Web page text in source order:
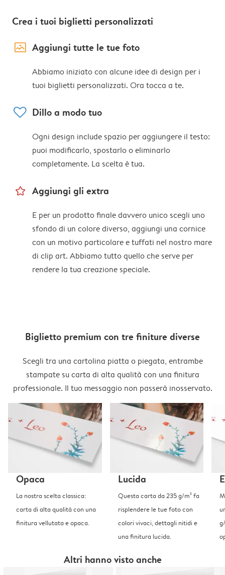
Crea i tuoi biglietti personalizzati
image_placeholder Aggiungi tutte le tue foto
Abbiamo iniziato con alcune idee di design per i
tuoi biglietti personalizzati. Ora tocca a te.
heart Dillo a modo tuo
Ogni design include spazio per aggiungere il testo:
puoi modificarlo, spostarlo o eliminarlo
completamente. La scelta è tua.
star_outline Aggiungi gli extra
E per un prodotto finale davvero unico scegli uno
sfondo di un colore diverso, aggiungi una cornice
con un motivo particolare e tuffati nel nostro mare
di clip art. Abbiamo tutto quello che serve per
rendere la tua creazione speciale.
Biglietto premium con tre finiture diverse
Scegli tra una cartolina piatta o piegata, entrambe
stampate su carta di alta qualità con una finitura
professionale. Il tuo messaggio non passerà inosservato.
Opaca
La nostra scelta classica:
carta di alta qualità con una
finitura vellutata e opaca.
Lucida
Questa carta da 235 g/m² fa
risplendere le tue foto con
colori vivaci, dettagli nitidi e
una finitura lucida.
Altri hanno visto anche